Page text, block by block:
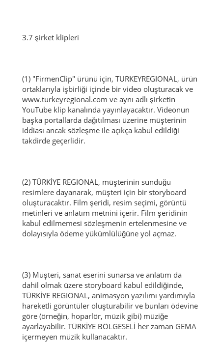
3.7 şirket klipleri
(1) "FirmenClip" ürünü için, TURKEYREGIONAL, ürün
ortaklarıyla işbirliği içinde bir video oluşturacak ve
www.turkeyregional.com ve aynı adlı şirketin
YouTube klip kanalında yayınlayacaktır. Videonun
başka portallarda dağıtılması üzerine müşterinin
iddiası ancak sözleşme ile açıkça kabul edildiği
takdirde geçerlidir.
(2) TÜRKİYE REGIONAL, müşterinin sunduğu
resimlere dayanarak, müşteri için bir storyboard
oluşturacaktır. Film şeridi, resim seçimi, görüntü
metinleri ve anlatım metnini içerir. Film şeridinin
kabul edilmemesi sözleşmenin ertelenmesine ve
dolayısıyla ödeme yükümlülüğüne yol açmaz.
(3) Müşteri, sanat eserini sunarsa ve anlatım da
dahil olmak üzere storyboard kabul edildiğinde,
TÜRKİYE REGIONAL, animasyon yazılımı yardımıyla
hareketli görüntüler oluşturabilir ve bunları ödevine
göre (örneğin, hoparlör, müzik gibi) müziğe
ayarlayabilir. TÜRKİYE BÖLGESELİ her zaman GEMA
içermeyen müzik kullanacaktır.